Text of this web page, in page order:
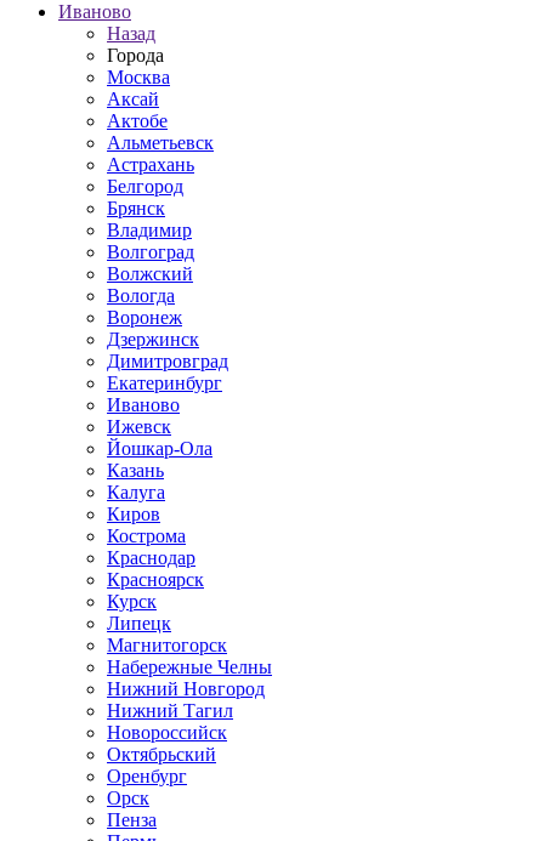
Иваново
Назад
Города
Москва
Аксай
Актобе
Альметьевск
Астрахань
Белгород
Брянск
Владимир
Волгоград
Волжский
Вологда
Воронеж
Дзержинск
Димитровград
Екатеринбург
Иваново
Ижевск
Йошкар-Ола
Казань
Калуга
Киров
Кострома
Краснодар
Красноярск
Курск
Липецк
Магнитогорск
Набережные Челны
Нижний Новгород
Нижний Тагил
Новороссийск
Октябрьский
Оренбург
Орск
Пенза